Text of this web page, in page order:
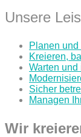
Unsere
Planen und
Kreieren,
Warten und
Sicher
Managen
Wir